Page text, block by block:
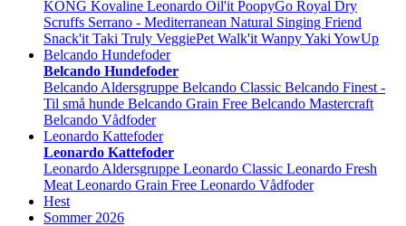
KONG Kovaline Leonardo Oil'it PoopyGo Royal Dry
Scruffs Serrano - Mediterranean Natural Singing Friend
Snack'it Taki Truly VeggiePet Walk'it WanpyYaki YowUp
Belcando Hundefoder
Belcando Hundefoder
Belcando Aldersgruppe Belcando Classic Belcando Finest -
Til små hunde Belcando Grain Free Belcando Mastercraft
Belcando Vådfoder
Leonardo Kattefoder
Leonardo Kattefoder
Leonardo Aldersgruppe Leonardo Classic Leonardo Fresh
Meat Leonardo Grain Free Leonardo Vådfoder
Hest
Sommer 2026